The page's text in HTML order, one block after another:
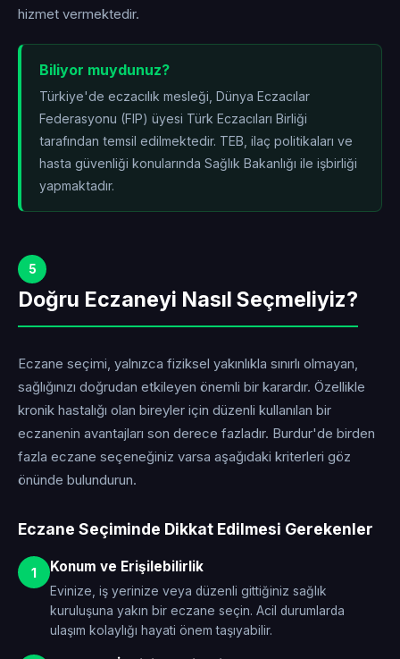
hizmet vermektedir.
Biliyor muydunuz?
Türkiye'de eczacılık mesleği, Dünya Eczacılar
Federasyonu (FIP) üyesi Türk Eczacıları Birliği
tarafından temsil edilmektedir. TEB, ilaç politikaları ve
hasta güvenliği konularında Sağlık Bakanlığı ile işbirliği
yapmaktadır.
5
Doğru Eczaneyi Nasıl Seçmeliyiz?
Eczane seçimi, yalnızca fiziksel yakınlıkla sınırlı olmayan,
sağlığınızı doğrudan etkileyen önemli bir karardır. Özellikle
kronik hastalığı olan bireyler için düzenli kullanılan bir
eczanenin avantajları son derece fazladır. Burdur'de birden
fazla eczane seçeneğiniz varsa aşağıdaki kriterleri göz
önünde bulundurun.
Eczane Seçiminde Dikkat Edilmesi Gerekenler
1 Konum ve Erişilebilirlik
Evinize, iş yerinize veya düzenli gittiğiniz sağlık
kuruluşuna yakın bir eczane seçin. Acil durumlarda
ulaşım kolaylığı hayati önem taşıyabilir.